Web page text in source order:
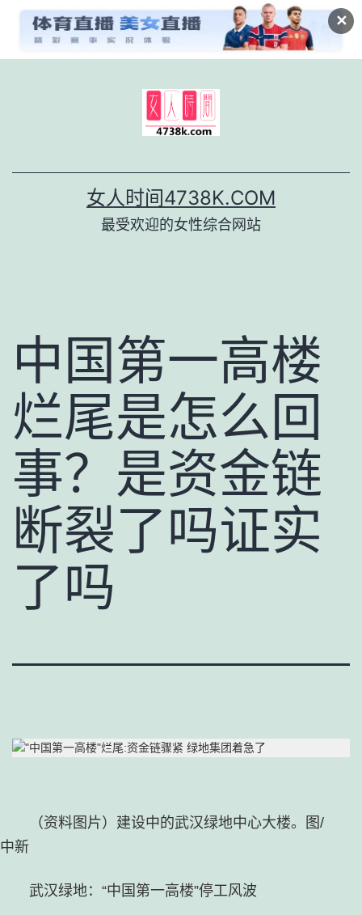
✕
女人时间4738K.COM
最受欢迎的女性综合网站
中国第一高楼
烂尾是怎么回
事？是资金链
断裂了吗证实
了吗
（资料图片）建设中的武汉绿地中心大楼。图/
中新
武汉绿地：“中国第一高楼”停工风波